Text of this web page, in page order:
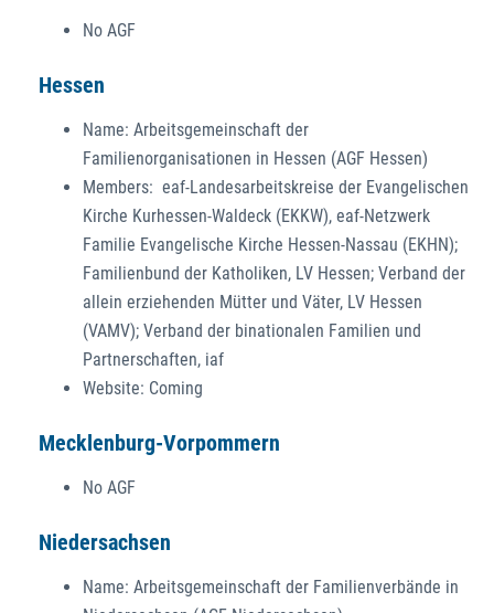
No AGF
Hessen
Name: Arbeitsgemeinschaft der
Familienorganisationen in Hessen (AGF Hessen)
Members: eaf-Landesarbeitskreise der Evangelischen
Kirche Kurhessen-Waldeck (EKKW), eaf-Netzwerk
Familie Evangelische Kirche Hessen-Nassau (EKHN);
Familienbund der Katholiken, LV Hessen; Verband der
allein erziehenden Mütter und Väter, LV Hessen
(VAMV); Verband der binationalen Familien und
Partnerschaften, iaf
Website: Coming
Mecklenburg-Vorpommern
No AGF
Niedersachsen
Name: Arbeitsgemeinschaft der Familienverbände in